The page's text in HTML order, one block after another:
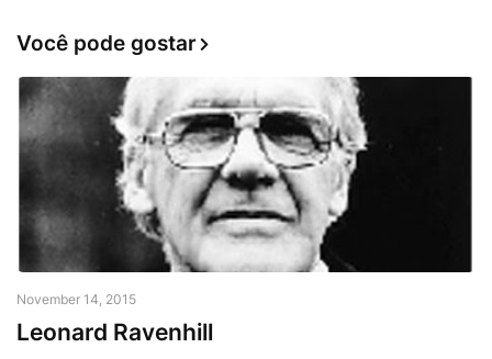
Você pode gostar
November 14, 2015
Leonard Ravenhill